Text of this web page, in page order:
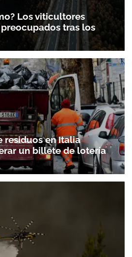
Los viticultores
tras los
residuos en Italia
un billete de lotería